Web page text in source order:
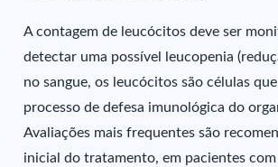
A contagem de leucócitos deve ser
detectar uma possível leucopenia
no sangue, os leucócitos são células
processo de defesa imunológica do
Avaliações mais frequentes são
inicial do tratamento, em pacientes